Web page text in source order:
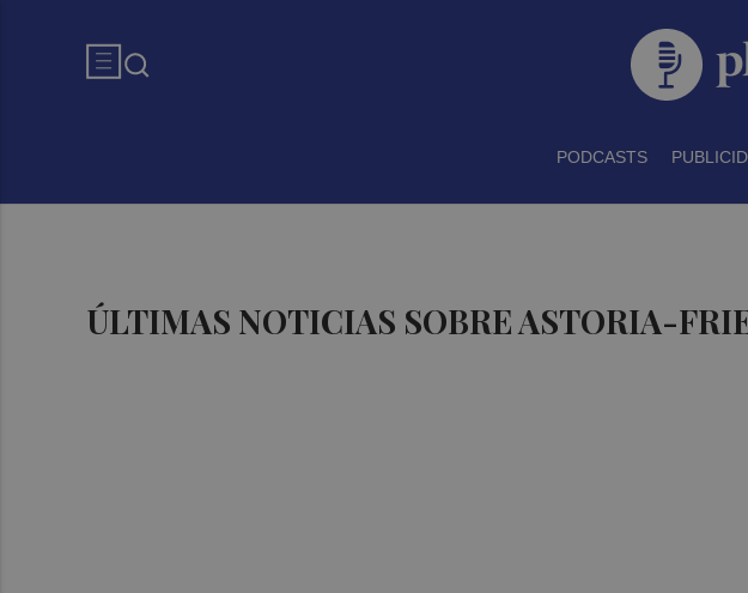
PODCASTS
ÚLTIMAS NOTICIAS SOBRE ASTORIA-